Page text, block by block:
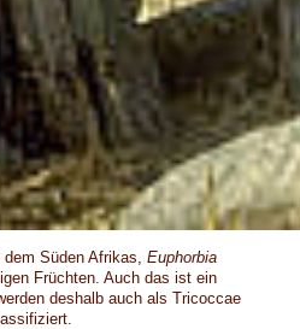
Süden Afrikas, Euphorbia
Früchten. Auch das ist ein
deshalb auch als Tricoccae